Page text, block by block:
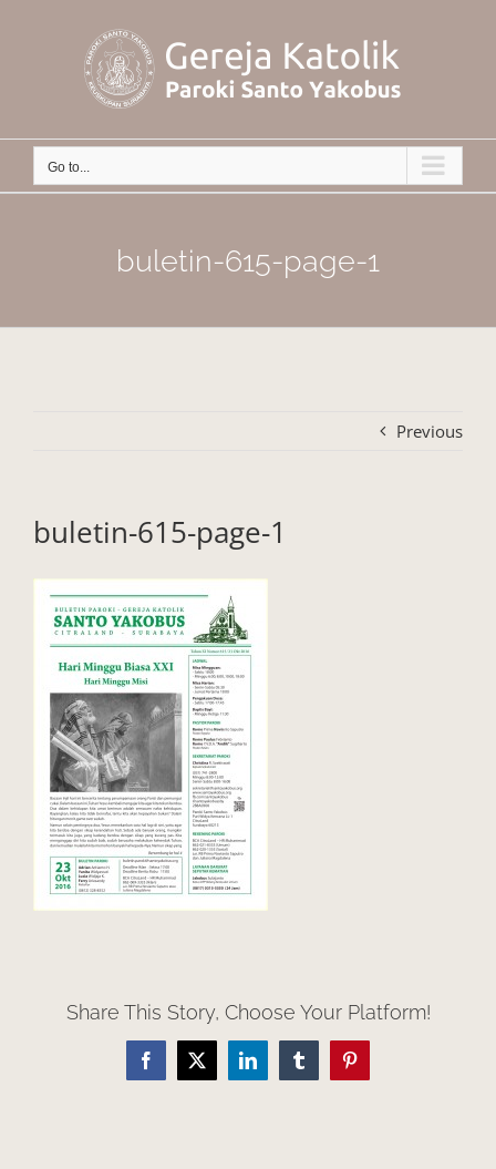
Go to...
buletin-615-page-1
Previous
buletin-615-page-1
Share This Story, Choose Your Platform!
Facebook
X LinkedInTumblrPinterest